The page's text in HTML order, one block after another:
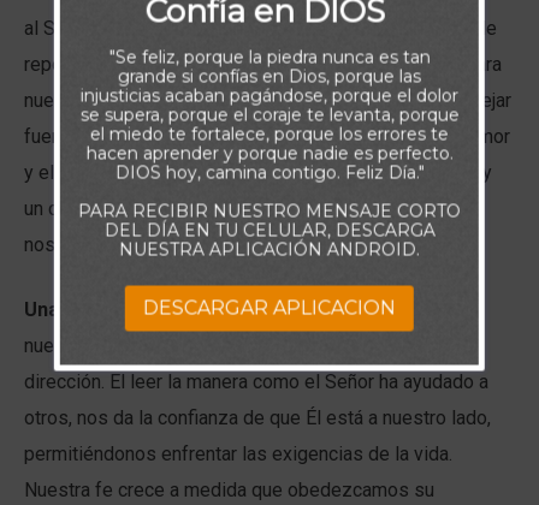
al Señor y meditamos en su Palabra, Él “junto a aguas de
reposo [nos] pastoreará”, donde hallamos descanso para
nuestra alma (Sal 23.2). El Espíritu Santo nos ayuda a dejar
fuera las distracciones, para darnos la seguridad del amor
y el sostén de nuestro Padre celestial. Con una mente y
un corazón reposados, podemos discernir lo que Dios
nos está diciendo.
Una fe más fuerte.El estudio de la Biblia ensancha
nuestra visión de Dios, y nos da discernimiento y
dirección. El leer la manera como el Señor ha ayudado a
otros, nos da la confianza de que Él está a nuestro lado,
permitiéndonos enfrentar las exigencias de la vida.
Nuestra fe crece a medida que obedezcamos su
Confía en DIOS
"Se feliz, porque la piedra nunca es tan
grande si confías en Dios, porque las
injusticias acaban pagándose, porque el dolor
se supera, porque el coraje te levanta, porque
el miedo te fortalece, porque los errores te
hacen aprender y porque nadie es perfecto.
DIOS hoy, camina contigo. Feliz Día."
PARA RECIBIR NUESTRO MENSAJE CORTO
DEL DÍA EN TU CELULAR, DESCARGA
NUESTRA APLICACIÓN ANDROID.
DESCARGAR APLICACION